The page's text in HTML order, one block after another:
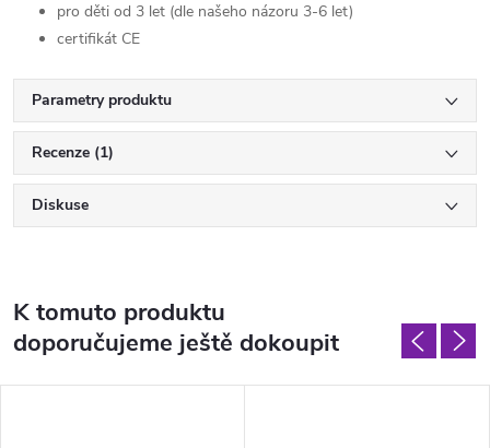
pro děti od 3 let (dle našeho názoru 3-6 let)
certifikát CE
Parametry produktu
Recenze (1)
Diskuse
K tomuto produktu
doporučujeme ještě dokoupit